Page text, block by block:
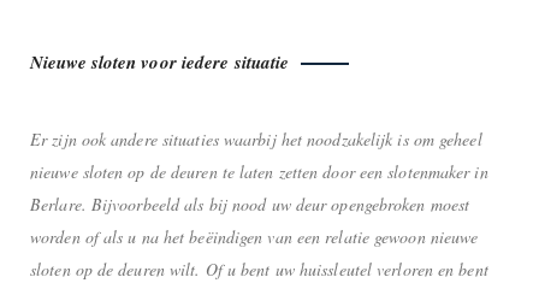
Nieuwe sloten voor iedere situatie
Er zijn ook andere situaties waarbij het noodzakelijk is om geheel
nieuwe sloten op de deuren te laten zetten door een slotenmaker in
Berlare. Bijvoorbeeld als bij nood uw deur opengebroken moest
worden of als u na het beëindigen van een relatie gewoon nieuwe
sloten op de deuren wilt. Of u bent uw huissleutel verloren en bent